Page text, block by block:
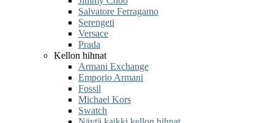
Salvatore Ferragamo
Serengeti
Versace
Prada
Kellon hihnat
Armani Exchange
Emporio Armani
Fossil
Michael Kors
Swatch